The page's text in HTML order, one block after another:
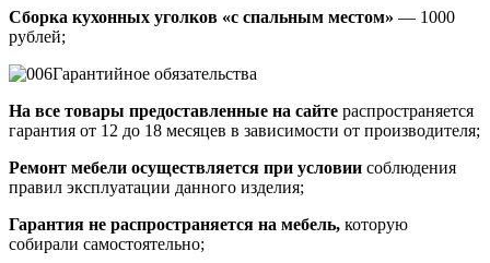
Сборка кухонных уголков «с спальным местом» — 1000
рублей;
Гарантийное обязательства
На все товары предоставленные на сайте распространяется
гарантия от 12 до 18 месяцев в зависимости от производителя;
Ремонт мебели осуществляется при условии соблюдения
правил эксплуатации данного изделия;
Гарантия не распространяется на мебель, которую
собирали самостоятельно;